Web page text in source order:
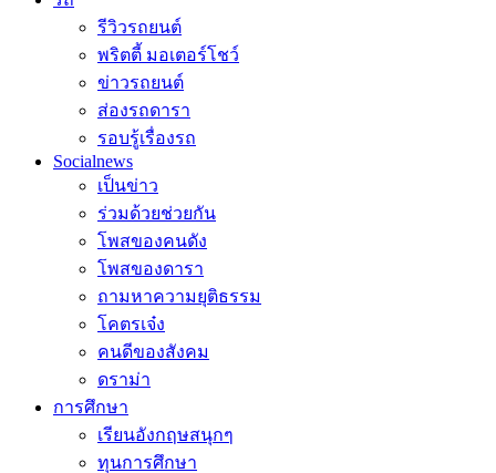
รีวิวรถยนต์
พริตตี้ มอเตอร์โชว์
ข่าวรถยนต์
ส่องรถดารา
รอบรู้เรื่องรถ
Socialnews
เป็นข่าว
ร่วมด้วยช่วยกัน
โพสของคนดัง
โพสของดารา
ถามหาความยุติธรรม
โคตรเจ๋ง
คนดีของสังคม
ดราม่า
การศึกษา
เรียนอังกฤษสนุกๆ
ทุนการศึกษา